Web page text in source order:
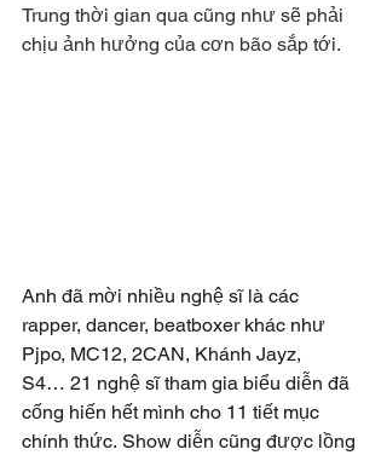
Trung thời gian qua cũng như sẽ phải
chịu ảnh hưởng của cơn bão sắp tới.
Anh đã mời nhiều nghệ sĩ là các
rapper, dancer, beatboxer khác như
Pjpo, MC12, 2CAN, Khánh Jayz,
S4… 21 nghệ sĩ tham gia biểu diễn đã
cống hiến hết mình cho 11 tiết mục
chính thức. Show diễn cũng được lồng